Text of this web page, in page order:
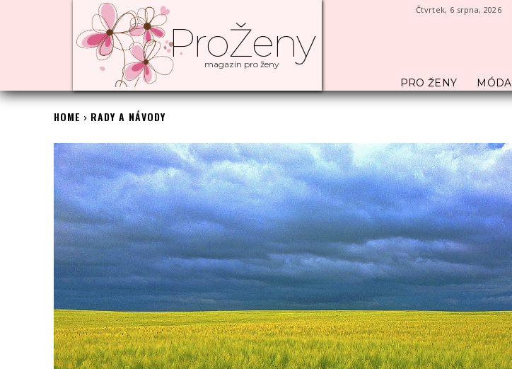
Čtvrtek, 6 srpna, 2026
ProŽeny
magazín pro ženy
PRO ŽENY MÓDA
HOME RADY A NÁVODY